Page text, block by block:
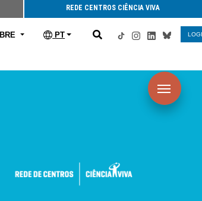
REDE CENTROS CIÊNCIA VIVA
PT